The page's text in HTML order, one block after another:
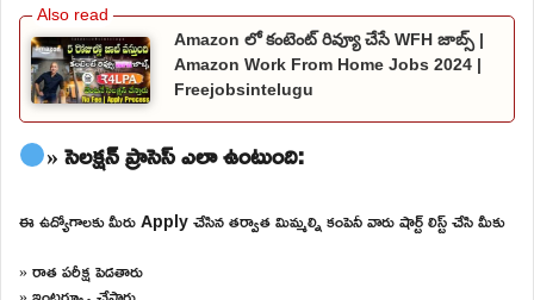
Amazon లో కంటెంట్ రివ్యూ చేసే WFH జాబ్స్ |
Amazon Work From Home Jobs 2024 |
Freejobsintelugu
» సెలక్షన్ ప్రాసెస్ ఎలా ఉంటుంది:
ఈ ఉద్యోగాలకు మీరు Apply చేసిన తర్వాత మిమ్మల్ని కంపెనీ వారు షార్ట్ లిస్ట్ చేసి మీకు
» రాత పరీక్ష పెడతారు